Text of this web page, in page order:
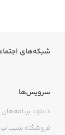
- امکان
شبکه‌های
سرویس‌ها
دانلود
فروشگاه سیب‌اپ